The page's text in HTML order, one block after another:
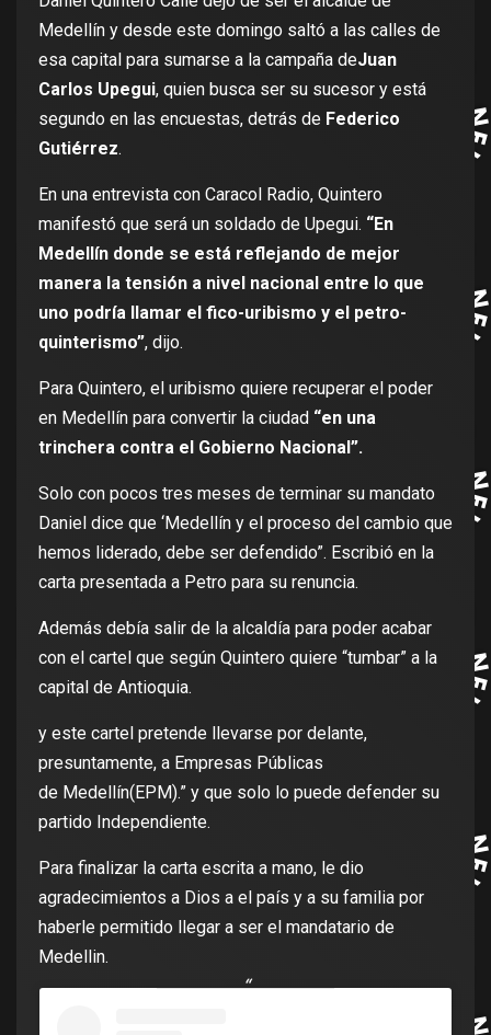
Medellín y desde este domingo saltó a las calles de
esa capital para sumarse a la campaña deJuan
Carlos Upegui, quien busca ser su sucesor y está
segundo en las encuestas, detrás de Federico
Gutiérrez.
En una entrevista con Caracol Radio, Quintero
manifestó que será un soldado de Upegui. “En
Medellín donde se está reflejando de mejor
manera la tensión a nivel nacional entre lo que
uno podría llamar el fico-uribismo y el petro-
quinterismo”, dijo.
Para Quintero, el uribismo quiere recuperar el poder
en Medellín para convertir la ciudad “en una
trinchera contra el Gobierno Nacional”.
Solo con pocos tres meses de terminar su mandato
Daniel dice que ‘Medellín y el proceso del cambio que
hemos liderado, debe ser defendido”. Escribió en la
carta presentada a Petro para su renuncia.
Además debía salir de la alcaldía para poder acabar
con el cartel que según Quintero quiere “tumbar” a la
capital de Antioquia.
y este cartel pretende llevarse por delante,
presuntamente, a Empresas Públicas
de Medellín(EPM).” y que solo lo puede defender su
partido Independiente.
Para finalizar la carta escrita a mano, le dio
agradecimientos a Dios a el país y a su familia por
haberle permitido llegar a ser el mandatario de
Medellin.